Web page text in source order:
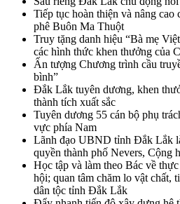
Tiếp tục hoàn thiện và nâng
phê Buôn Ma Thuột
Truy tặng danh hiệu “Bà mẹ
các hình thức khen thưởng của
Ấn tượng Chương trình cầu
bình”
Đắk Lắk tuyên dương, khen
thành tích xuất sắc
Tuyên dương 55 cán bộ phụ
vực phía Nam
Lãnh đạo UBND tỉnh Đắk Lắk
quyền thành phố Nevers, Cộng
Học tập và làm theo Bác về
hội; quan tâm chăm lo vật chất,
dân tộc tỉnh Đắk Lắk